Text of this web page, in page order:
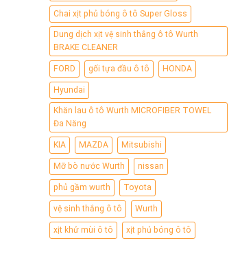
Chai xịt phủ bóng ô tô Super Gloss
Dung dịch xịt vệ sinh thắng ô tô Wurth
BRAKE CLEANER
FORD gối tựa đầu ô tô HONDA
Hyundai
Khăn lau ô tô Wurth MICROFIBER TOWEL
Đa Năng
KIA MAZDA Mitsubishi
Mỡ bò nước Wurth nissan
phủ gầm wurth Toyota
vệ sinh thắng ô tô Wurth
xịt khử mùi ô tô xịt phủ bóng ô tô